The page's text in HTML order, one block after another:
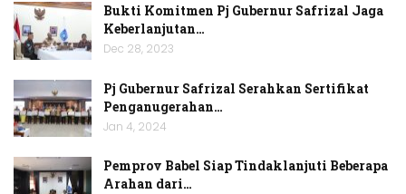
Bukti Komitmen Pj Gubernur Safrizal Jaga
Keberlanjutan…
Dec 28, 2023
Pj Gubernur Safrizal Serahkan Sertifikat
Penganugerahan…
Jan 4, 2024
Pemprov Babel Siap Tindaklanjuti Beberapa
Arahan dari…